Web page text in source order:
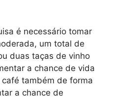
é necessário tomar
um total de
duas taças de vinho
a chance de vida
café também de forma
a chance de